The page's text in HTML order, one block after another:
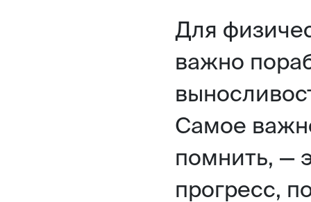
Для
важно
Самое
помнить, —
прогресс,